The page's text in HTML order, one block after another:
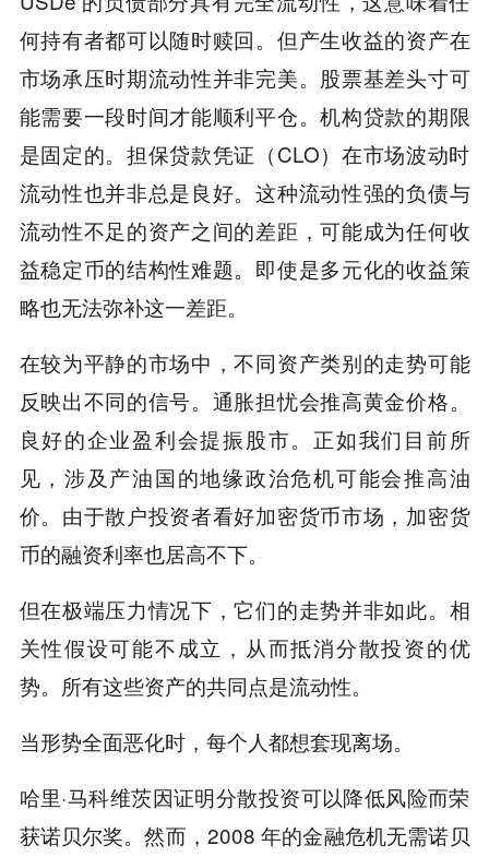
何持有者都可以随时赎回。但产生收益的资产在
市场承压时期流动性并非完美。股票基差头寸可
能需要一段时间才能顺利平仓。机构贷款的期限
是固定的。担保贷款凭证（CLO）在市场波动时
流动性也并非总是良好。这种流动性强的负债与
流动性不足的资产之间的差距，可能成为任何收
益稳定币的结构性难题。即使是多元化的收益策
略也无法弥补这一差距。
在较为平静的市场中，不同资产类别的走势可能
反映出不同的信号。通胀担忧会推高黄金价格。
良好的企业盈利会提振股市。正如我们目前所
见，涉及产油国的地缘政治危机可能会推高油
价。由于散户投资者看好加密货币市场，加密货
币的融资利率也居高不下。
但在极端压力情况下，它们的走势并非如此。相
关性假设可能不成立，从而抵消分散投资的优
势。所有这些资产的共同点是流动性。
当形势全面恶化时，每个人都想套现离场。
哈里·马科维茨因证明分散投资可以降低风险而荣
获诺贝尔奖。然而，2008 年的金融危机无需诺贝